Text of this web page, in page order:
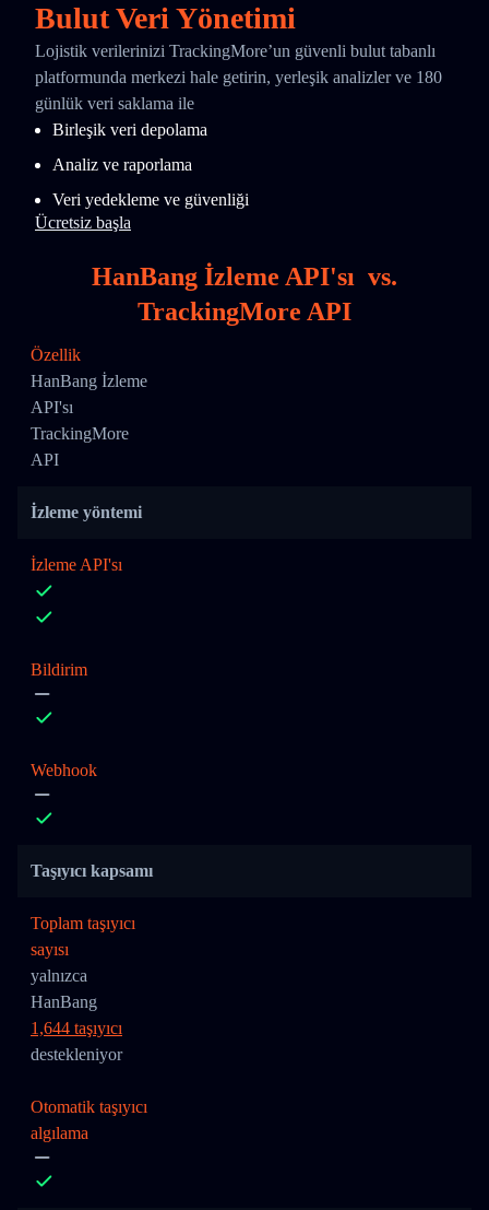
Bulut Veri Yönetimi
Lojistik verilerinizi TrackingMore’un güvenli bulut tabanlı
platformunda merkezi hale getirin, yerleşik analizler ve 180
günlük veri saklama ile
Birleşik veri depolama
Analiz ve raporlama
Veri yedekleme ve güvenliği
Ücretsiz başla
HanBang İzleme API'sı vs.
TrackingMore API
Özellik
HanBang İzleme
API'sı
TrackingMore
API
İzleme yöntemi
İzleme API'sı
Bildirim
Webhook
Taşıyıcı kapsamı
Toplam taşıyıcı
sayısı
yalnızca
HanBang
1,644 taşıyıcı
destekleniyor
Otomatik taşıyıcı
algılama